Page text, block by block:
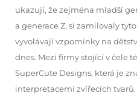
ukazují, že zejména mladší
a generace Z, si zamilovaly
vyvolávají vzpomínky na
dnes. Mezi firmy stojící v čele
SuperCute Designs, která je
interpretacemi zvířecích